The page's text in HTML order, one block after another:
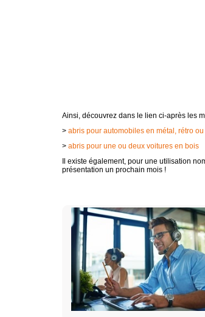
Ainsi, découvrez dans le lien ci-après les
> abris pour automobiles en métal, rétro
> abris pour une ou deux voitures en bois
Il existe également, pour une utilisation
présentation un prochain mois !